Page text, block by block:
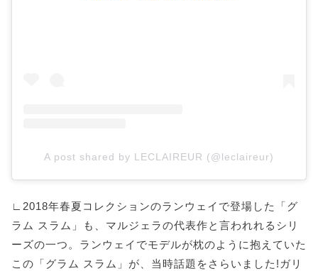
A post shared by LECLAIREUR (@leclaireur)
∟2018年春夏コレクションのランウェイで登場した「グ
ラム スラム」も、マルジェラの代表作と言われれるシリ
ーズの一つ。ランウェイでモデルが枕のように抱えていた
この「グラム スラム」が、当時話題をさらいました!ガリ